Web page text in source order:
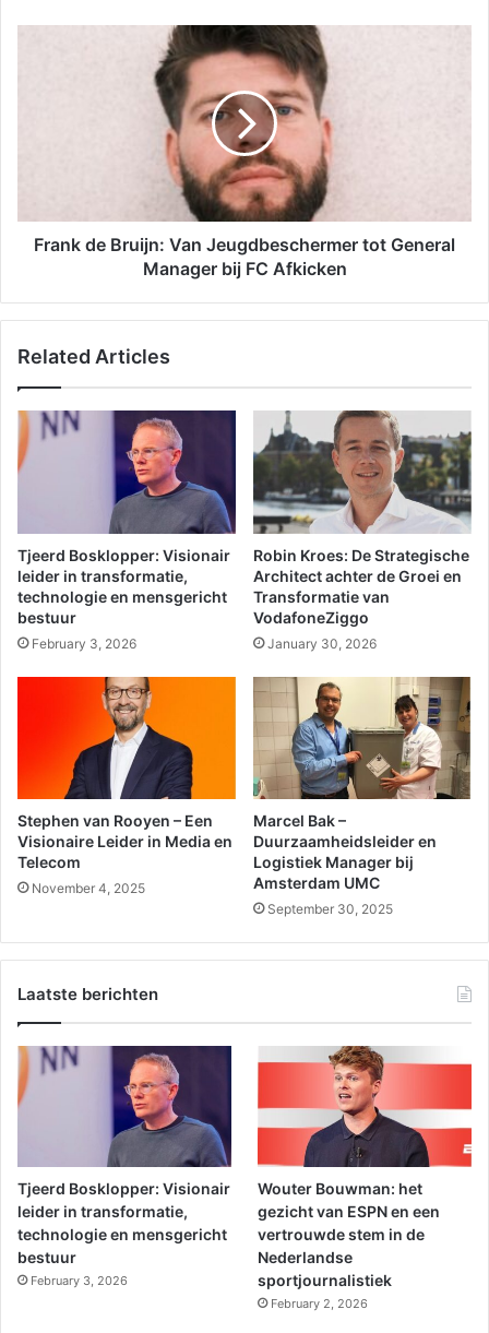
Frank de Bruijn: Van Jeugdbeschermer tot General
Manager bij FC Afkicken
Related Articles
Tjeerd Bosklopper: Visionair
leider in transformatie,
technologie en mensgericht
bestuur
February 3, 2026
Robin Kroes: De Strategische
Architect achter de Groei en
Transformatie van
VodafoneZiggo
January 30, 2026
Stephen van Rooyen – Een
Visionaire Leider in Media en
Telecom
November 4, 2025
Marcel Bak –
Duurzaamheidsleider en
Logistiek Manager bij
Amsterdam UMC
September 30, 2025
Laatste berichten
Tjeerd Bosklopper: Visionair
leider in transformatie,
technologie en mensgericht
bestuur
February 3, 2026
Wouter Bouwman: het
gezicht van ESPN en een
vertrouwde stem in de
Nederlandse
sportjournalistiek
February 2, 2026